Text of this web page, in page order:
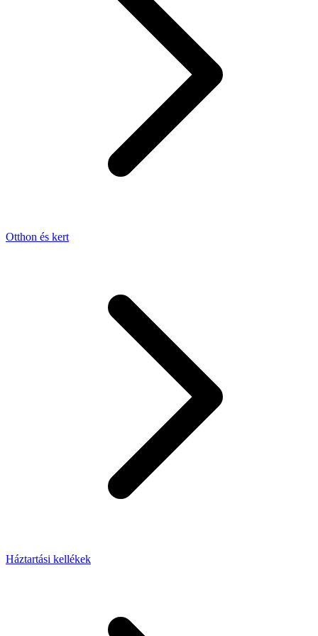
Otthon és kert
Háztartási kellékek